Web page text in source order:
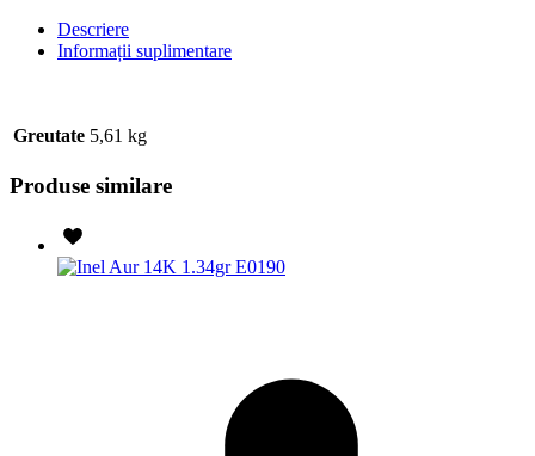
Descriere
Informații suplimentare
Greutate 5,61 kg
Produse similare